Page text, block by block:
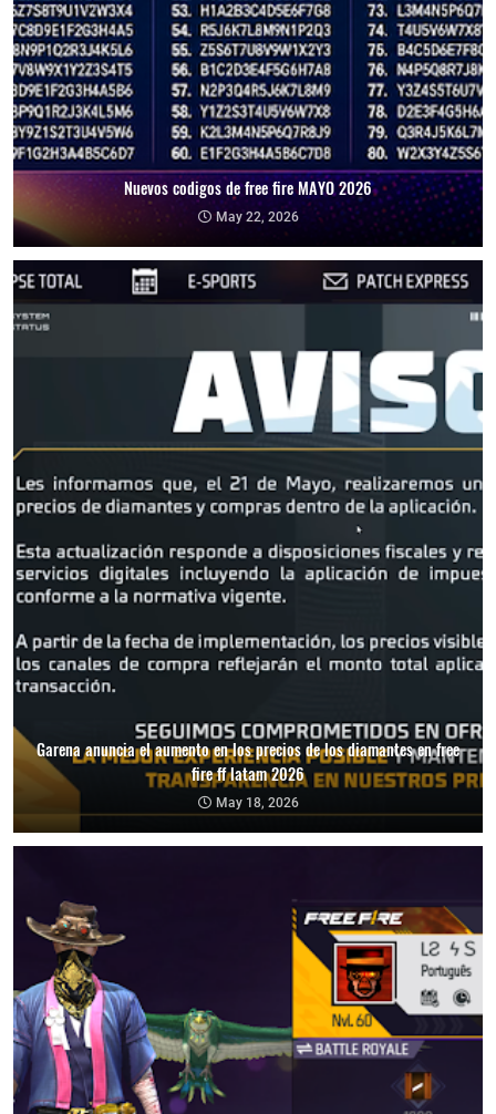
Nuevos codigos de free fire MAYO 2026
May 22, 2026
Garena anuncia el aumento en los precios de los diamantes en free
fire ff latam 2026
May 18, 2026